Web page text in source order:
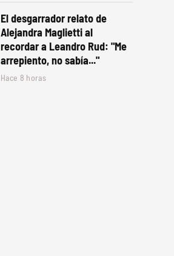
El desgarrador relato de
Alejandra Maglietti al
recordar a Leandro Rud: "Me
arrepiento, no sabía..."
Hace 8 horas